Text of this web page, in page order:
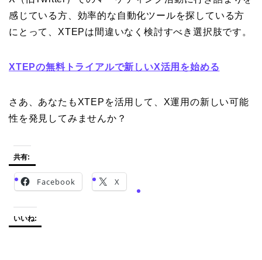
感じている方、効率的な自動化ツールを探している方
にとって、XTEPは間違いなく検討すべき選択肢です。
XTEPの無料トライアルで新しいX活用を始める
さあ、あなたもXTEPを活用して、X運用の新しい可能
性を発見してみませんか？
共有:
Facebook X
いいね: